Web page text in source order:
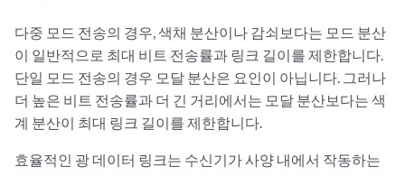
다중 모드 전송의 경우, 색채 분산이나 감쇠보다는 모드 분산
이 일반적으로 최대 비트 전송률과 링크 길이를 제한합니다.
단일 모드 전송의 경우 모달 분산은 요인이 아닙니다. 그러나
더 높은 비트 전송률과 더 긴 거리에서는 모달 분산보다는 색
계 분산이 최대 링크 길이를 제한합니다.
효율적인 광 데이터 링크는 수신기가 사양 내에서 작동하는